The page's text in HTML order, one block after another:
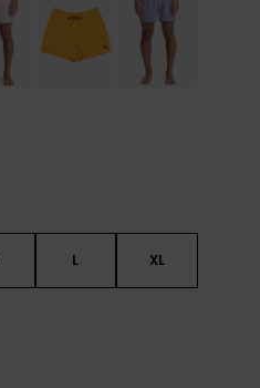
L XL